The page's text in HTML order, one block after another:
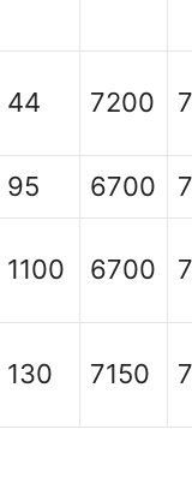
44 7200
95 6700
1100 6700
130 7150